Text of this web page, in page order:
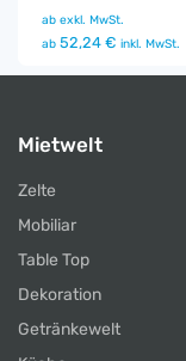
ab exkl. MwSt.
ab 52,24 € inkl. MwSt.
Mietwelt
Zelte
Mobiliar
Table Top
Dekoration
Getränkewelt